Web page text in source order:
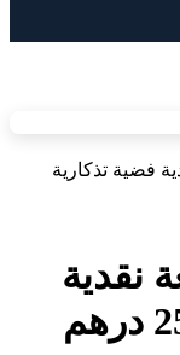
فضية تذكارية
نقدية